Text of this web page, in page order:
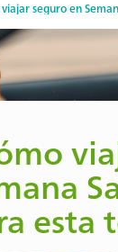
viajar seguro en
esta